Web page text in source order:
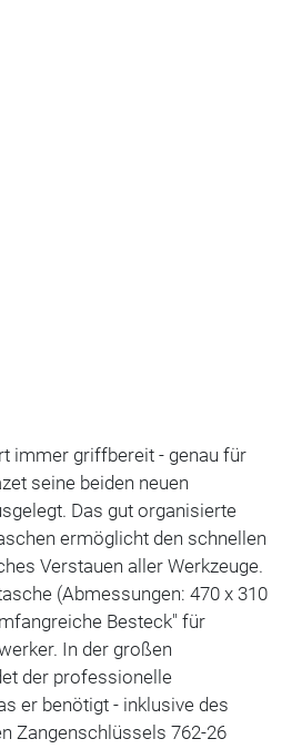
immer griffbereit - genau für
seine beiden neuen
Das gut organisierte
ermöglicht den schnellen
Verstauen aller Werkzeuge.
(Abmessungen: 470 x 310
Besteck" für
In der großen
der professionelle
er benötigt - inklusive des
Zangenschlüssels 762-26